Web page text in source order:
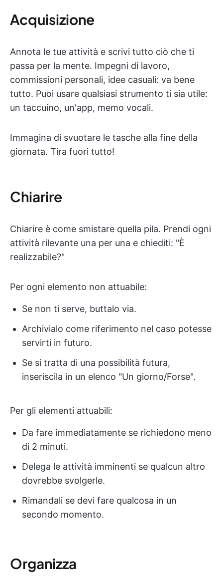
Acquisizione
Annota le tue attività e scrivi tutto ciò che ti
passa per la mente. Impegni di lavoro,
commissioni personali, idee casuali: va bene
tutto. Puoi usare qualsiasi strumento ti sia utile:
un taccuino, un'app, memo vocali.
Immagina di svuotare le tasche alla fine della
giornata. Tira fuori tutto!
Chiarire
Chiarire è come smistare quella pila. Prendi ogni
attività rilevante una per una e chiediti: "È
realizzabile?"
Per ogni elemento non attuabile:
Se non ti serve, buttalo via.
Archivialo come riferimento nel caso potesse
servirti in futuro.
Se si tratta di una possibilità futura,
inseriscila in un elenco "Un giorno/Forse".
Per gli elementi attuabili:
Da fare immediatamente se richiedono meno
di 2 minuti.
Delega le attività imminenti se qualcun altro
dovrebbe svolgerle.
Rimandali se devi fare qualcosa in un
secondo momento.
Organizza